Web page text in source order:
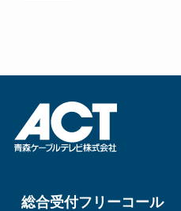
総合受付フリーコール